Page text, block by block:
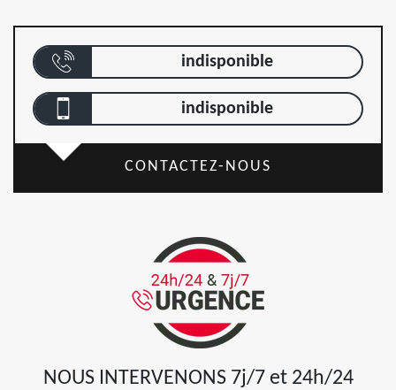
indisponible
indisponible
CONTACTEZ-NOUS
NOUS INTERVENONS 7j/7 et 24h/24